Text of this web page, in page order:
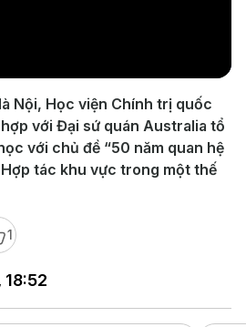
Video
Nội, Học viện Chính trị quốc
với Đại sứ quán Australia tổ
với chủ đề “50 năm quan hệ
tác khu vực trong một thế
1